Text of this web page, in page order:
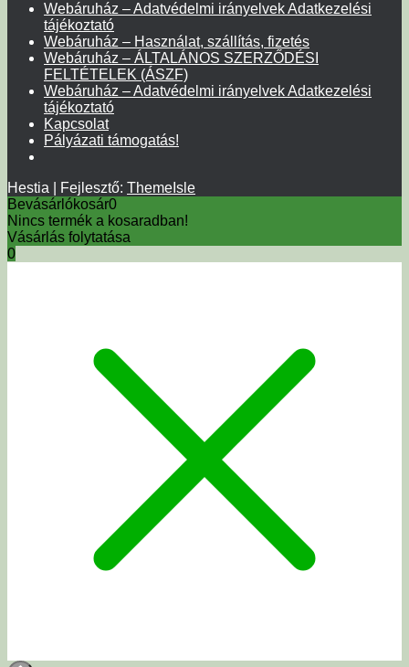
Webáruház – Adatvédelmi irányelvek Adatkezelési
tájékoztató
Webáruház – Használat, szállítás, fizetés
Webáruház – ÁLTALÁNOS SZERZŐDÉSI
FELTÉTELEK (ÁSZF)
Webáruház – Adatvédelmi irányelvek Adatkezelési
tájékoztató
Kapcsolat
Pályázati támogatás!
Hestia | Fejlesztő: ThemeIsle
Bevásárlókosár0
Nincs termék a kosaradban!
Vásárlás folytatása
0